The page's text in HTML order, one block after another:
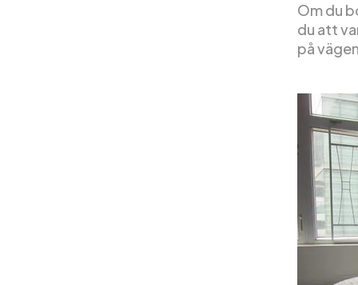
Om du
du att
på